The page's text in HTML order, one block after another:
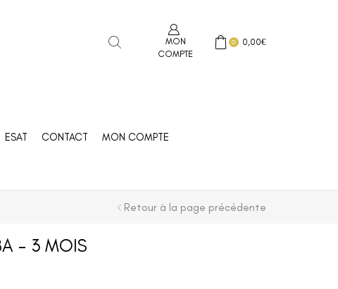
MON
COMPTE
0 0,00€
ESAT CONTACT MON COMPTE
Retour à la page précédente
– 3 MOIS